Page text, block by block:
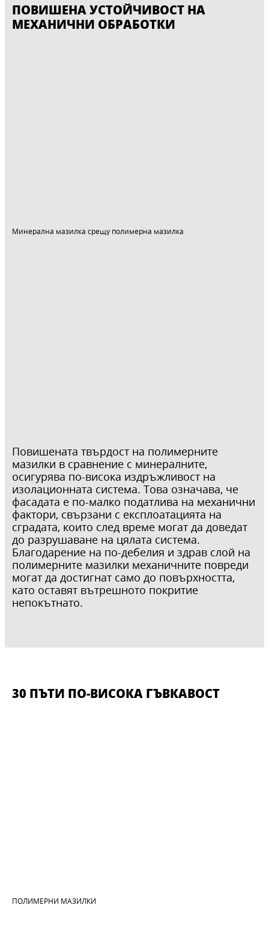
ПОВИШЕНА УСТОЙЧИВОСТ НА
МЕХАНИЧНИ ОБРАБОТКИ
Минерална мазилка срещу полимерна мазилка
Повишената твърдост на полимерните
мазилки в сравнение с минералните,
осигурява по-висока издръжливост на
изолационната система. Това означава, че
фасадата е по-малко податлива на механични
фактори, свързани с експлоатацията на
сградата, които след време могат да доведат
до разрушаване на цялата система.
Благодарение на по-дебелия и здрав слой на
полимерните мазилки механичните повреди
могат да достигнат само до повърхността,
като оставят вътрешното покритие
непокътнато.
30 ПЪТИ ПО-ВИСОКА ГЪВКАВОСТ
ПОЛИМЕРНИ МАЗИЛКИ